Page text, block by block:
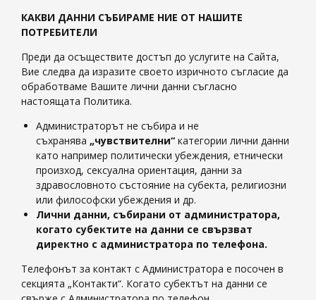
КАКВИ ДАННИ СЪБИРАМЕ НИЕ ОТ НАШИТЕ
ПОТРЕБИТЕЛИ
Преди да осъществите достъп до услугите на Сайта,
Вие следва да изразите своето изричното съгласие да
обработваме Вашите лични данни съгласно
настоящата Политика.
Администраторът не събира и не
съхранява „чувствителни“ категории лични данни
като например политически убеждения, етнически
произход, сексуална ориентация, данни за
здравословното състояние на субекта, религиозни
или философски убеждения и др.
Лични данни, събирани от администратора,
когато субектите на данни се свързват
директно с администратора по телефона.
Телефонът за контакт с Администратора е посочен в
секцията „Контакти“. Когато субектът на данни се